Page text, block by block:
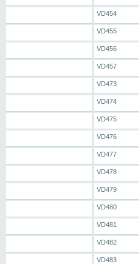
VD454
VD455
VD456
VD457
VD473
VD474
VD475
VD476
VD477
VD478
VD479
VD480
VD481
VD482
VD483